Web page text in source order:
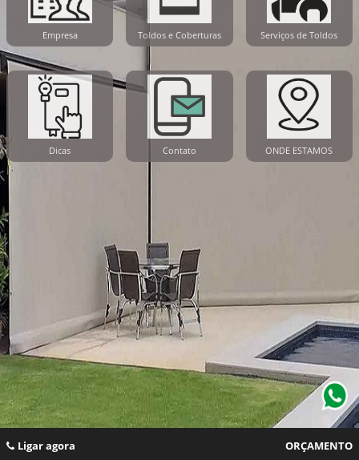
Empresa Toldos e Coberturas Serviços de Toldos
Dicas Contato ONDE ESTAMOS
Ligar agora ORÇAMENTO